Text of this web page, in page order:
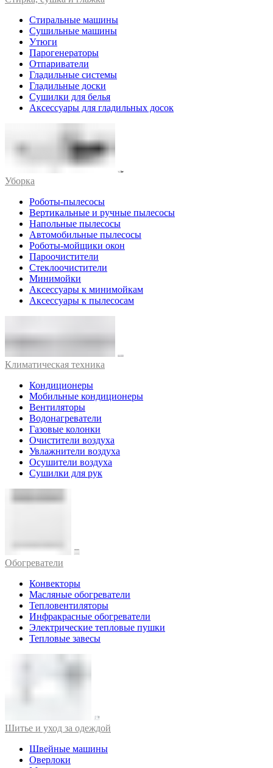
Стиральные машины
Сушильные машины
Утюги
Парогенераторы
Отпариватели
Гладильные системы
Гладильные доски
Сушилки для белья
Аксессуары для гладильных досок
Уборка
Роботы-пылесосы
Вертикальные и ручные пылесосы
Напольные пылесосы
Автомобильные пылесосы
Роботы-мойщики окон
Пароочистители
Стеклоочистители
Минимойки
Аксессуары к минимойкам
Аксессуары к пылесосам
Климатическая техника
Кондиционеры
Мобильные кондиционеры
Вентиляторы
Водонагреватели
Газовые колонки
Очистители воздуха
Увлажнители воздуха
Осушители воздуха
Сушилки для рук
Обогреватели
Конвекторы
Масляные обогреватели
Тепловентиляторы
Инфракрасные обогреватели
Электрические тепловые пушки
Тепловые завесы
Шитье и уход за одеждой
Швейные машины
Оверлоки